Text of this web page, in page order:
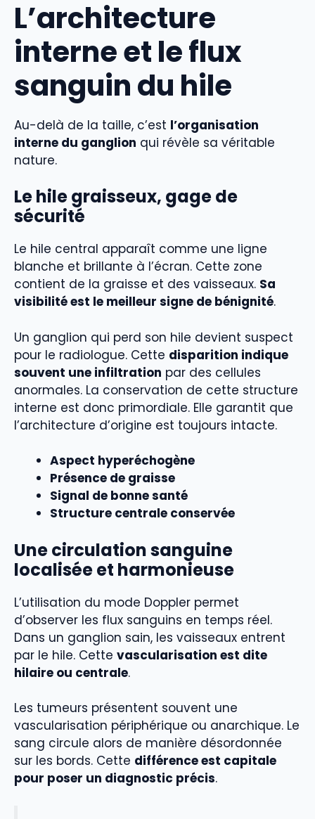
L’architecture
interne et le flux
sanguin du hile
Au-delà de la taille, c’est l’organisation
interne du ganglion qui révèle sa véritable
nature.
Le hile graisseux, gage de
sécurité
Le hile central apparaît comme une ligne
blanche et brillante à l’écran. Cette zone
contient de la graisse et des vaisseaux. Sa
visibilité est le meilleur signe de bénignité.
Un ganglion qui perd son hile devient suspect
pour le radiologue. Cette disparition indique
souvent une infiltration par des cellules
anormales. La conservation de cette structure
interne est donc primordiale. Elle garantit que
l’architecture d’origine est toujours intacte.
Aspect hyperéchogène
Présence de graisse
Signal de bonne santé
Structure centrale conservée
Une circulation sanguine
localisée et harmonieuse
L’utilisation du mode Doppler permet
d’observer les flux sanguins en temps réel.
Dans un ganglion sain, les vaisseaux entrent
par le hile. Cette vascularisation est dite
hilaire ou centrale.
Les tumeurs présentent souvent une
vascularisation périphérique ou anarchique. Le
sang circule alors de manière désordonnée
sur les bords. Cette différence est capitale
pour poser un diagnostic précis.